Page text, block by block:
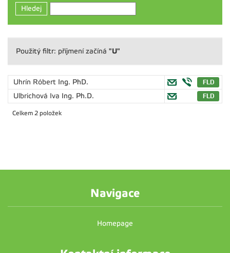
Hledej
Použitý filtr: příjmení začíná "U"
Uhrín Róbert Ing. PhD.
Ulbrichová Iva Ing. Ph.D.
Celkem 2 položek
Navigace
Homepage